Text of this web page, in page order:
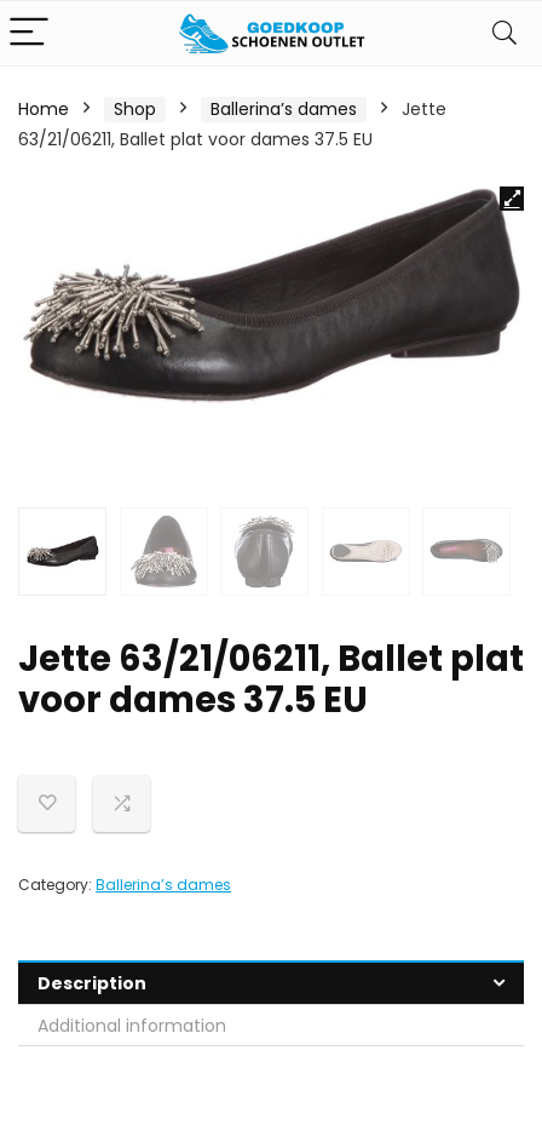
Home Shop Ballerina’s dames
Jette
63/21/06211, Ballet plat voor dames 37.5 EU
Jette 63/21/06211, Ballet plat
voor dames 37.5 EU
Category: Ballerina’s dames
Description
Additional information